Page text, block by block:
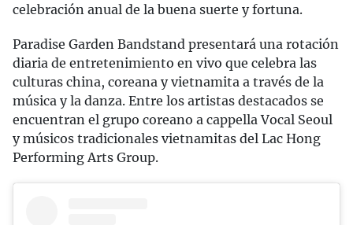
celebración anual de la buena suerte y fortuna.
Paradise Garden Bandstand presentará una rotación
diaria de entretenimiento en vivo que celebra las
culturas china, coreana y vietnamita a través de la
música y la danza. Entre los artistas destacados se
encuentran el grupo coreano a cappella Vocal Seoul
y músicos tradicionales vietnamitas del Lac Hong
Performing Arts Group.